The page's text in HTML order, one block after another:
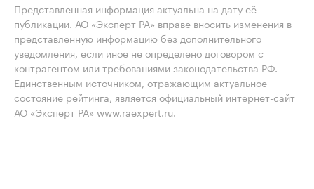
Представленная информация актуальна на дату её
публикации. АО «Эксперт РА» вправе вносить изменения в
представленную информацию без дополнительного
уведомления, если иное не определено договором с
контрагентом или требованиями законодательства РФ.
Единственным источником, отражающим актуальное
состояние рейтинга, является официальный интернет-сайт
АО «Эксперт РА» www.raexpert.ru.